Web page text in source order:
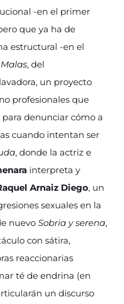
-en el primer
que ya ha de
estructural -en el
Malas, del
un proyecto
profesionales que
denunciar cómo a
cuando intentan ser
, donde la actriz e
interpreta y
Arnaiz Diego, un
sexuales en la
nuevo Sobria y serena,
con sátira,
reaccionarias
té de endrina (en
un discurso